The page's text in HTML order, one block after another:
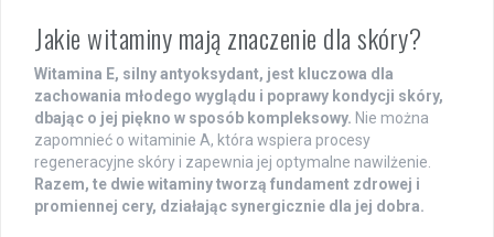
Jakie witaminy mają znaczenie dla skóry?
Witamina E, silny antyoksydant, jest kluczowa dla
zachowania młodego wyglądu i poprawy kondycji skóry,
dbając o jej piękno w sposób kompleksowy. Nie można
zapomnieć o witaminie A, która wspiera procesy
regeneracyjne skóry i zapewnia jej optymalne nawilżenie.
Razem, te dwie witaminy tworzą fundament zdrowej i
promiennej cery, działając synergicznie dla jej dobra.